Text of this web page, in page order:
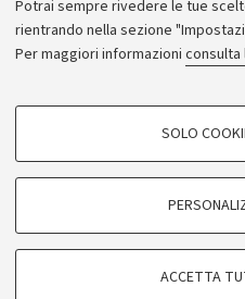
Potrai sempre rivedere le tue
rientrando nella sezione
Per maggiori informazioni consulta
COOKIE DI PROFILAZIONE -
COOKIE TECNICI - NECESSARI
SOLO
ACCETTA
Atti di
Informazioni sul
Dichiarazione
Privacy e
©Copyright 2026 - ALMA
Bologna - Via Zamboni,33 -